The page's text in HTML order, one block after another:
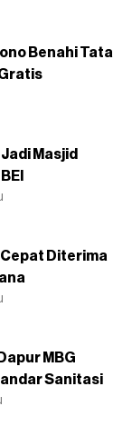
Benahi Tata
Masjid
Diterima
MBG
Sanitasi